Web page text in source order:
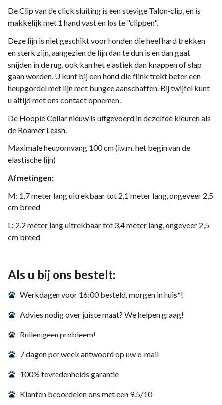
De Clip van de click sluiting is een stevige Talon-clip, en is
makkelijk met 1 hand vast en los te "clippen".
Deze lijn is niet geschikt voor honden die heel hard trekken
en sterk zijn, aangezien de lijn dan te dun is en dan gaat
snijden in de rug, ook kan het elastiek dan knappen of slap
gaan worden. U kunt bij een hond die flink trekt beter een
heupgordel met lijn met bungee aanschaffen. Bij twijfel kunt
u altijd met ons contact opnemen.
De Hoopie Collar nieuw is uitgevoerd in dezelfde kleuren als
de Roamer Leash.
Maximale heupomvang 100 cm (i.v.m. het begin van de
elastische lijn)
Afmetingen:
M: 1,7 meter lang uitrekbaar tot 2,1 meter lang, ongeveer 2,5
cm breed
L: 2,2 meter lang uitrekbaar tot 3,4 meter lang, ongeveer 2,5
cm breed
Als u bij ons bestelt:
Werkdagen voor 16:00 besteld, morgen in huis*!
Advies nodig over juiste maat? We helpen graag!
Ruilen geen probleem!
7 dagen per week antwoord op uw e-mail
100% tevredenheids garantie
Klanten beoordelen ons met een 9.5/10